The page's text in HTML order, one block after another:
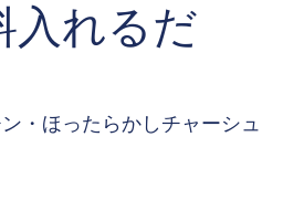
入れるだ
・ほったらかしチャーシュ